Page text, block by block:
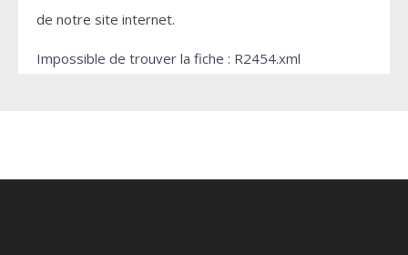
de notre site internet.
Impossible de trouver la fiche : R2454.xml